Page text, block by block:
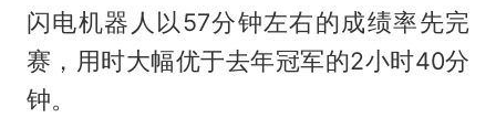
闪电机器人以57分钟左右的成绩率先完
赛，用时大幅优于去年冠军的2小时40分
钟。